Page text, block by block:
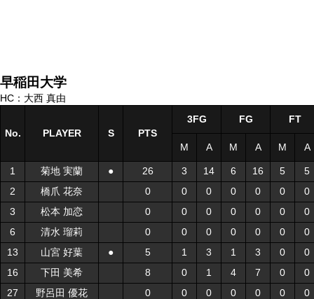
早稲田大学
HC：大西 真由
No. PLAYER S
1 菊地 実蘭
●
2
橋爪 花奈
3
松本 加恋
6
清水 瑠莉
13
山宮 好葉
●
16
下田 美希
27
野呂田 優花
No. PLAYER S PTS
3FG FG FT
M A M A M A
1 菊地 実蘭 ● 26 3 14 6 16 5
5
2
橋爪 花奈 0 0 0 0 0 0
0
3
松本 加恋 0 0 0 0 0 0
0
6
清水 瑠莉 0 0 0 0 0 0
0
13
山宮 好葉 ● 5 1 3 1 3 0
0
16
下田 美希 8 0 1 4 7 0
0
27
野呂田 優花 0 0 0 0 0 0
0